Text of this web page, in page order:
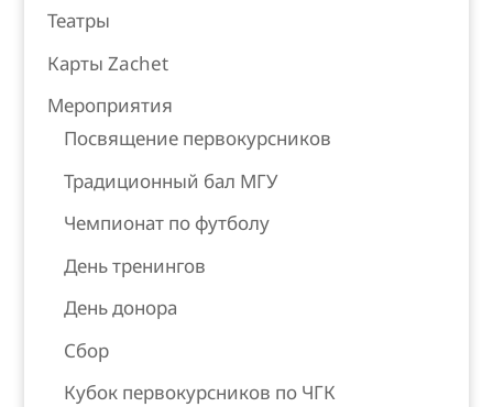
Театры
Карты Zachet
Мероприятия
Посвящение первокурсников
Традиционный бал МГУ
Чемпионат по футболу
День тренингов
День донора
Сбор
Кубок первокурсников по ЧГК